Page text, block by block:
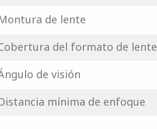
de lente
del formato de lente
de visión
mínima de enfoque